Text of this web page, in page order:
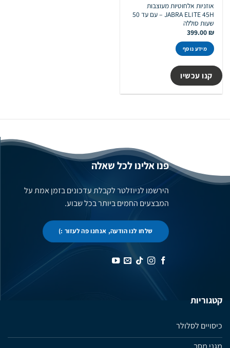
אוזניות אלחוטיות מעוצבות
JABRA ELITE 45H – עם עד 50
שעות סוללה
399.00₪
מידע נוסף
קנו עכשיו
פנו אלינו לכל שאלה
הירשמו לניוזלטר לקבלת עדכונים בזמן אמת על
המבצעים החמים ביותר בכל שבוע.
שלחו לנו הודעה, אנחנו פה לעזור :)
קטגוריות
כיסויים לסלולר